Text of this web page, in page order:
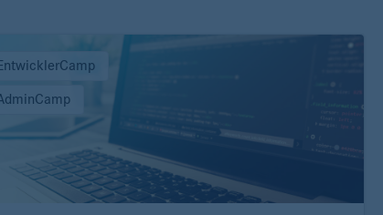
EntwicklerCamp